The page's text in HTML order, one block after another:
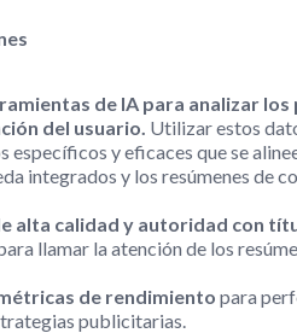
de IA para analizar
del usuario. Utilizar estos
específicos y eficaces que se
integrados y los resúmenes de
alta calidad y autoridad con
llamar la atención de los
de rendimiento para
publicitarias.